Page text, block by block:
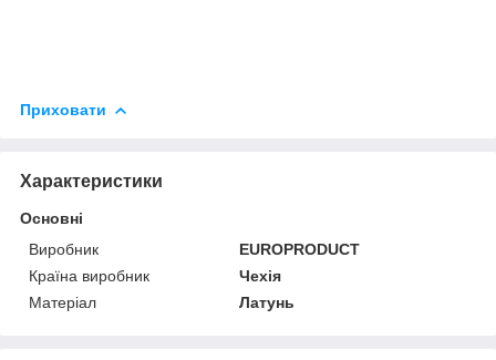
Приховати
Характеристики
Основні
Виробник
EUROPRODUCT
Країна виробник
Чехія
Матеріал
Латунь